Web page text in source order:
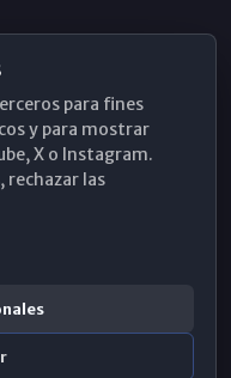
para fines
y para mostrar
X o Instagram.
rechazar las